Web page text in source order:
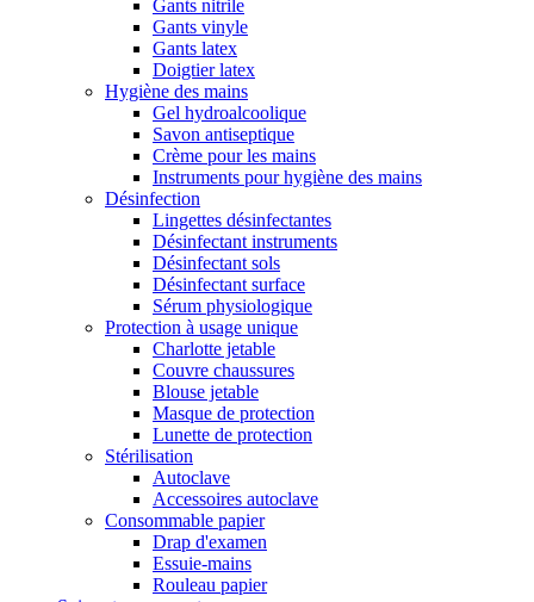
Gants nitrile
Gants vinyle
Gants latex
Doigtier latex
Hygiène des mains
Gel hydroalcoolique
Savon antiseptique
Crème pour les mains
Instruments pour hygiène des mains
Désinfection
Lingettes désinfectantes
Désinfectant instruments
Désinfectant sols
Désinfectant surface
Sérum physiologique
Protection à usage unique
Charlotte jetable
Couvre chaussures
Blouse jetable
Masque de protection
Lunette de protection
Stérilisation
Autoclave
Accessoires autoclave
Consommable papier
Drap d'examen
Essuie-mains
Rouleau papier